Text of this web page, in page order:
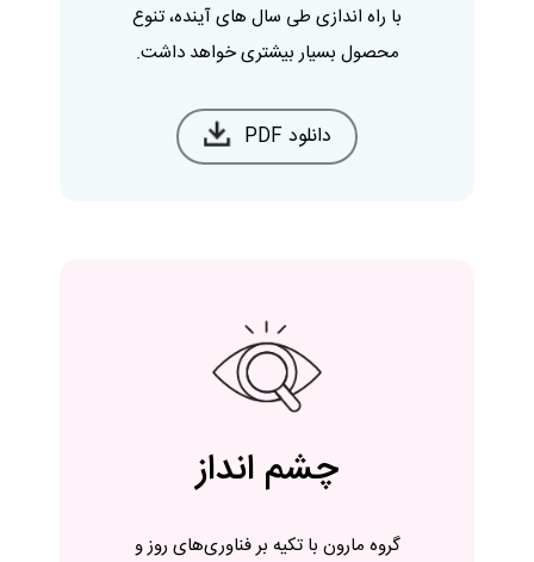
با راه اندازی طی سال های آینده، تنوع
محصول بسیار بیشتری خواهد داشت.
دانلود PDF
چشم انداز
گروه مارون با تکیه بر فناوری‌های روز و